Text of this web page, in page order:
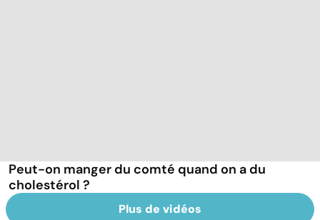
Peut-on manger du comté quand on a du
cholestérol ?
Plus de vidéos